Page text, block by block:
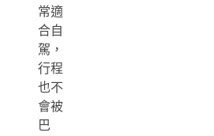
常適
合自
駕，
行程
也不
會被
巴